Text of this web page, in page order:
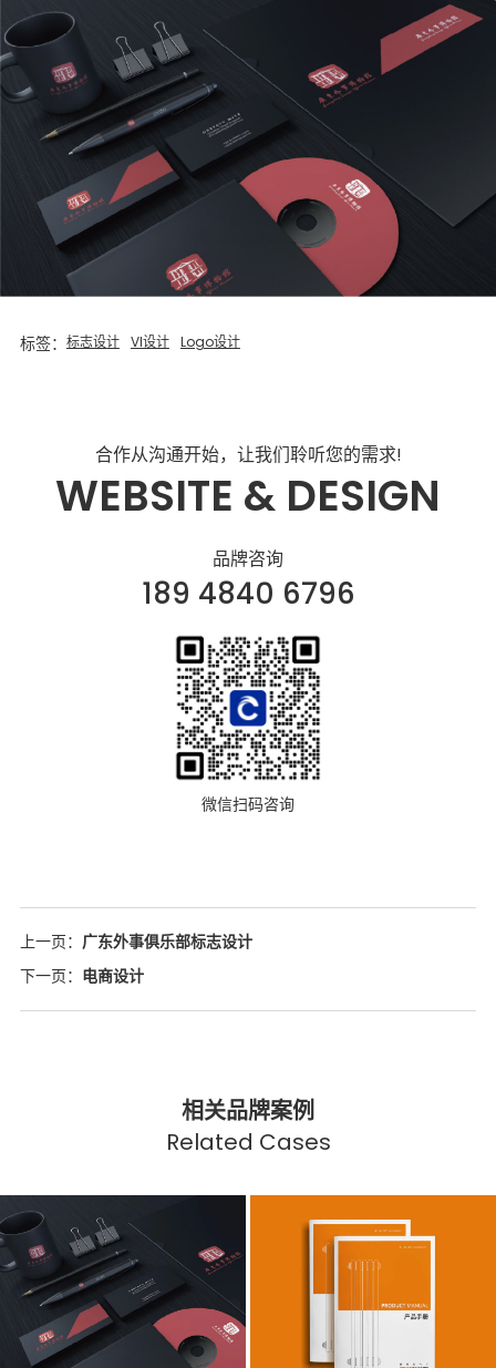
标签： 标志设计 VI设计 Logo设计
合作从沟通开始，让我们聆听您的需求!
WEBSITE & DESIGN
品牌咨询
189 4840 6796
微信扫码咨询
上一页： 广东外事俱乐部标志设计
下一页： 电商设计
相关品牌案例
Related Cases